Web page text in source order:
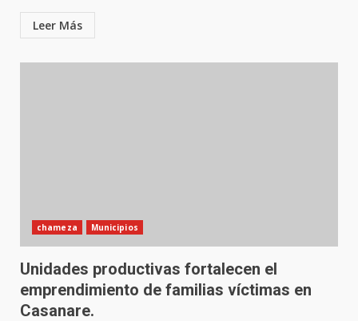
Leer Más
chameza Municipios
Unidades productivas fortalecen el
emprendimiento de familias víctimas en
Casanare.